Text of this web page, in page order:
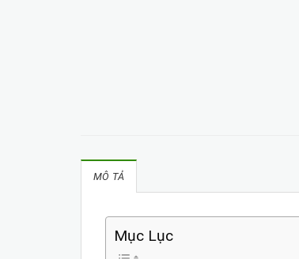
MÔ TẢ
Mục Lục